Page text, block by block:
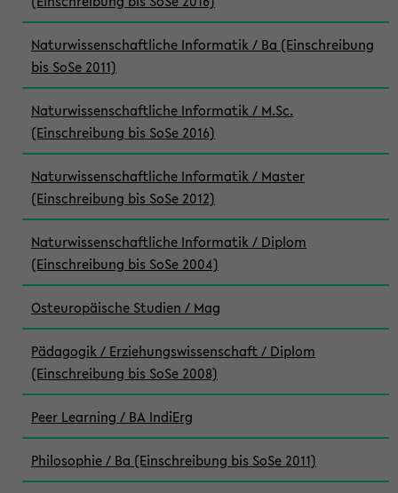
Naturwissenschaftliche Informatik / Ba (Einschreibung
bis SoSe 2011)
Naturwissenschaftliche Informatik / M.Sc.
(Einschreibung bis SoSe 2016)
Naturwissenschaftliche Informatik / Master
(Einschreibung bis SoSe 2012)
Naturwissenschaftliche Informatik / Diplom
(Einschreibung bis SoSe 2004)
Osteuropäische Studien / Mag
Pädagogik / Erziehungswissenschaft / Diplom
(Einschreibung bis SoSe 2008)
Peer Learning / BA IndiErg
Philosophie / Ba (Einschreibung bis SoSe 2011)